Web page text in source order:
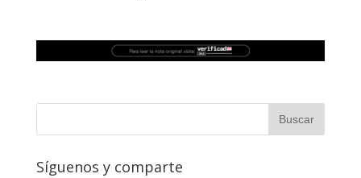
Síguenos y comparte